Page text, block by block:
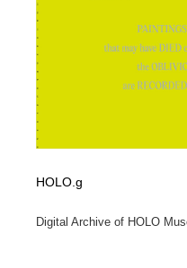
HOLO.g
Digital Archive of HOLO